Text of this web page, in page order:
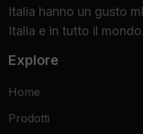
Italia hanno un gusto
Italia e in tutto il mondo.
Explore
Home
Prodotti